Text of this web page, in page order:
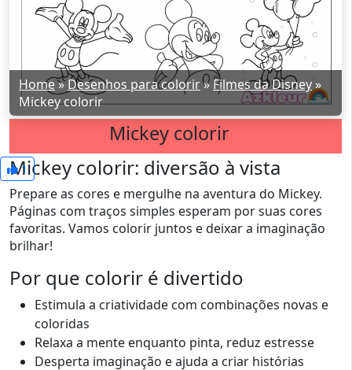
Home»Desenhos para colorir»Filmes da Disney»
Mickey colorir
Mickey colorir
1
Mickey colorir: diversão à vista
Prepare as cores e mergulhe na aventura do Mickey.
Páginas com traços simples esperam por suas cores
favoritas. Vamos colorir juntos e deixar a imaginação
brilhar!
Por que colorir é divertido
Estimula a criatividade com combinações novas e
coloridas
Relaxa a mente enquanto pinta, reduz estresse
Desperta imaginação e ajuda a criar histórias